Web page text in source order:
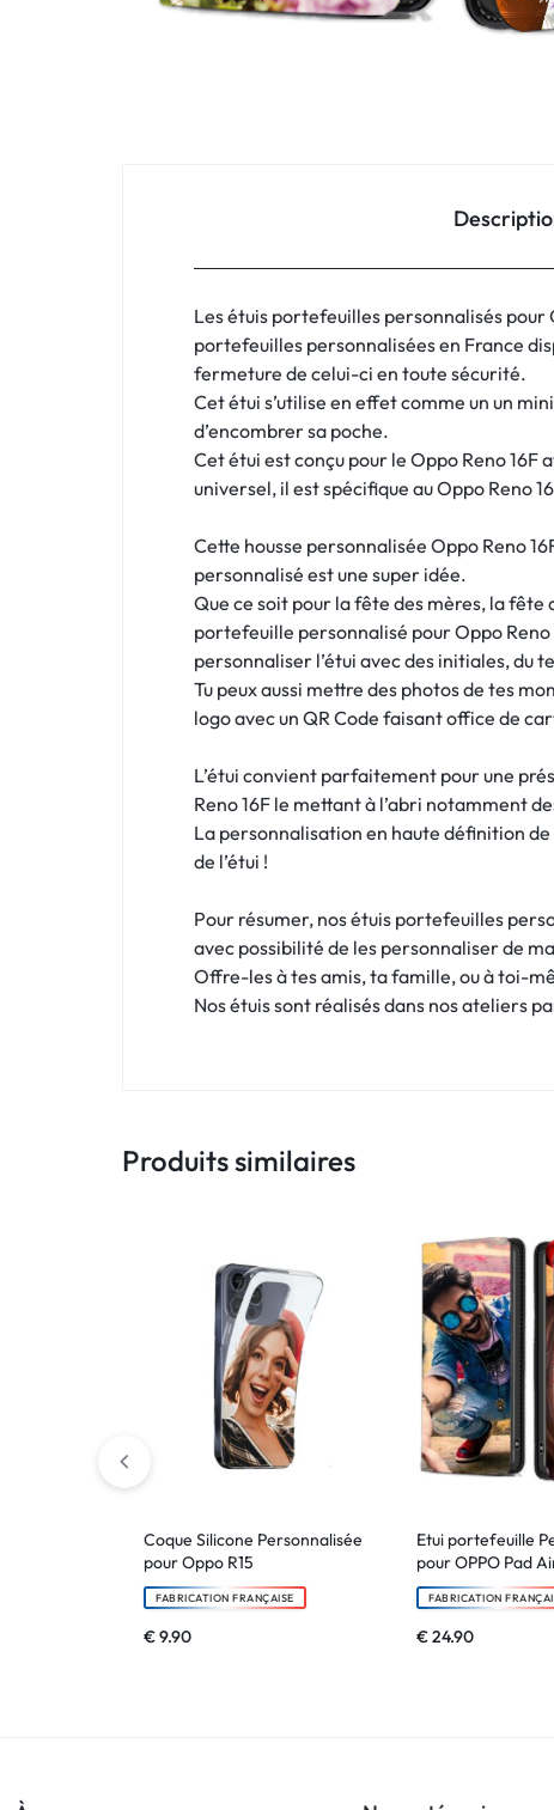
LIVRAISON
Sony
Les étuis portefeuilles personnalisés pour
portefeuilles personnalisées en France
fermeture de celui-ci en toute sécurité.
Cet étui s’utilise en effet comme un un
d’encombrer sa poche.
Cet étui est conçu pour le Oppo Reno 16F
universel, il est spécifique au Oppo Reno
Cette housse personnalisée Oppo Reno
personnalisé est une super idée.
Que ce soit pour la fête des mères, la fête
portefeuille personnalisé pour Oppo Reno
personnaliser l’étui avec des initiales, du
Tu peux aussi mettre des photos de tes
logo avec un QR Code faisant office de
L’étui convient parfaitement pour une
Reno 16F le mettant à l’abri notamment
La personnalisation en haute définition
de l’étui !
Pour résumer, nos étuis portefeuilles
avec possibilité de les personnaliser de
Offre-les à tes amis, ta famille, ou à toi-
Nos étuis sont réalisés dans nos ateliers
Produits similaires
Coque Silicone Personnalisée
pour Oppo R15
FABRICATION FRANÇAISE
€9.90
Etui portefeuille
pour OPPO Pad
FABRICATION
€24.90